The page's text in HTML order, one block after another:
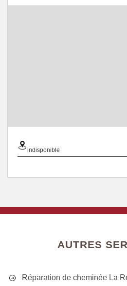
indisponible
AUTRES
Réparation de cheminée La